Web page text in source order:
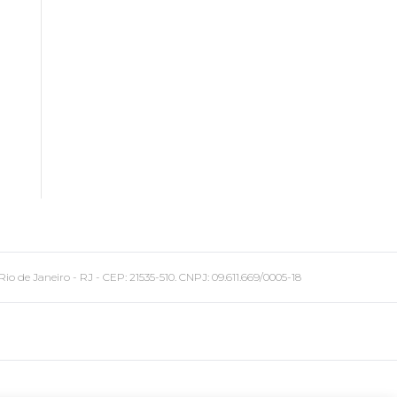
Janeiro - RJ - CEP: 21535-510. CNPJ: 09.611.669/0005-18